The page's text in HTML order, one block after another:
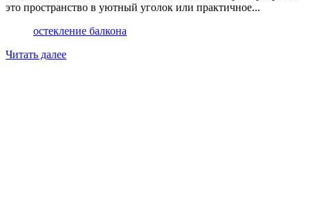
это пространство в уютный уголок или практичное...
остекление балкона
Читать далее